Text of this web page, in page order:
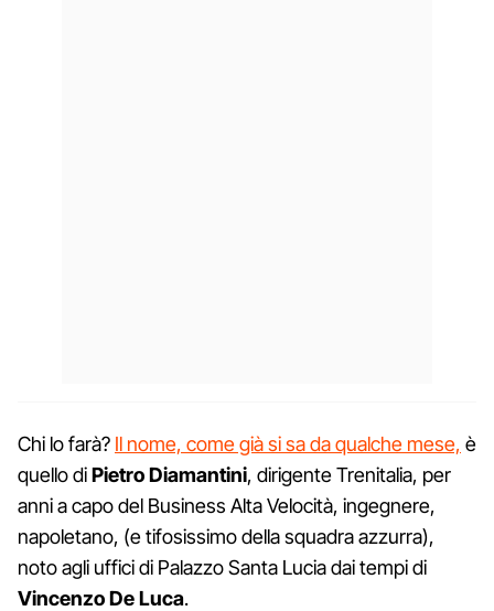
Chi lo farà? Il nome, come già si sa da qualche mese, è
quello diPietro Diamantini, dirigente Trenitalia, per
anni a capo del Business Alta Velocità, ingegnere,
napoletano, (e tifosissimo della squadra azzurra),
noto agli uffici di Palazzo Santa Lucia dai tempi di
Vincenzo De Luca.